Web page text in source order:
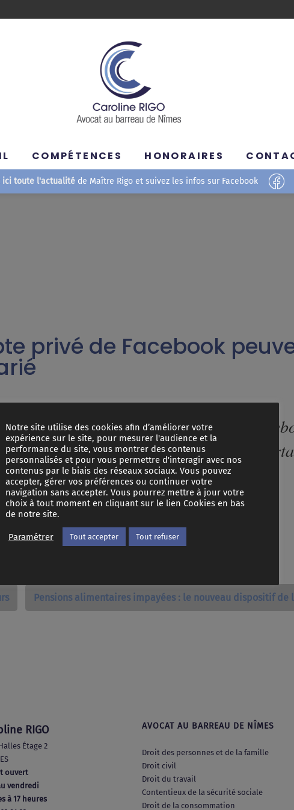
COMPÉTENCES HONORAIRES
ici toute l'actualité de Maître Rigo et suivez les infos sur Facebook
privé de Facebook
qu’un élément extrait du compte
de son licenciement et ce, sous
Pensions alimentaires impayées : le nouveau dispositif de
RIGO
Étage 2
ouvert
vendredi
à 17 heures
AVOCAT AU BARREAU DE NÎMES
Droit des personnes et de la famille
Droit civil
Droit du travail
Contentieux de la sécurité sociale
Droit de la consommation
Notre site utilise des cookies afin d’améliorer votre
expérience sur le site, pour mesurer l'audience et la
performance du site, vous montrer des contenus
personnalisés et pour vous permettre d'interagir avec nos
contenus par le biais des réseaux sociaux. Vous pouvez
accepter, gérer vos préférences ou continuer votre
navigation sans accepter. Vous pourrez mettre à jour votre
choix à tout moment en cliquant sur le lien Cookies en bas
de notre site.
Paramétrer Tout accepter Tout refuser